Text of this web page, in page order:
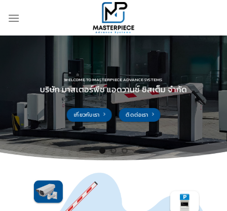
WELCOME TO MASTERPIECE ADVANCE SYSTEMS
บริษัท มาสเตอร์พีช แอดวานซ์ ซิสเต็ม จำกัด
เกี่ยวกับเรา ติดต่อเรา